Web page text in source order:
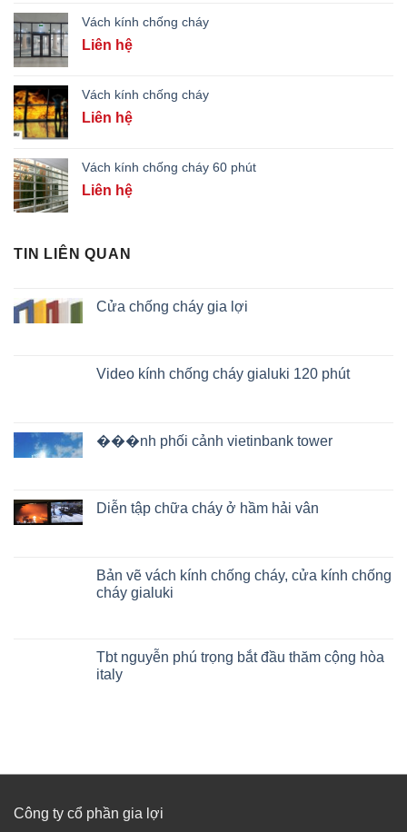
Vách kính chống cháy
Liên hệ
Vách kính chống cháy
Liên hệ
Vách kính chống cháy 60 phút
Liên hệ
TIN LIÊN QUAN
Cửa chống cháy gia lợi
Video kính chống cháy gialuki 120 phút
���nh phối cảnh vietinbank tower
Diễn tập chữa cháy ở hầm hải vân
Bản vẽ vách kính chống cháy, cửa kính chống
cháy gialuki
Tbt nguyễn phú trọng bắt đầu thăm cộng hòa
italy
Công ty cổ phần gia lợi